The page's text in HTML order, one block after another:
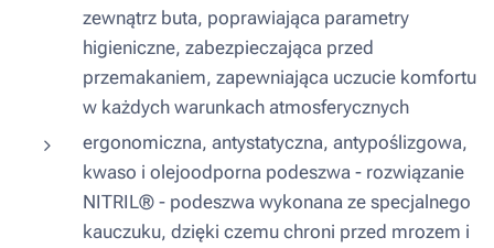
zewnątrz buta, poprawiająca parametry
higieniczne, zabezpieczająca przed
przemakaniem, zapewniająca uczucie komfortu
w każdych warunkach atmosferycznych
ergonomiczna, antystatyczna, antypoślizgowa,
kwaso i olejoodporna podeszwa - rozwiązanie
NITRIL® - podeszwa wykonana ze specjalnego
kauczuku, dzięki czemu chroni przed mrozem i